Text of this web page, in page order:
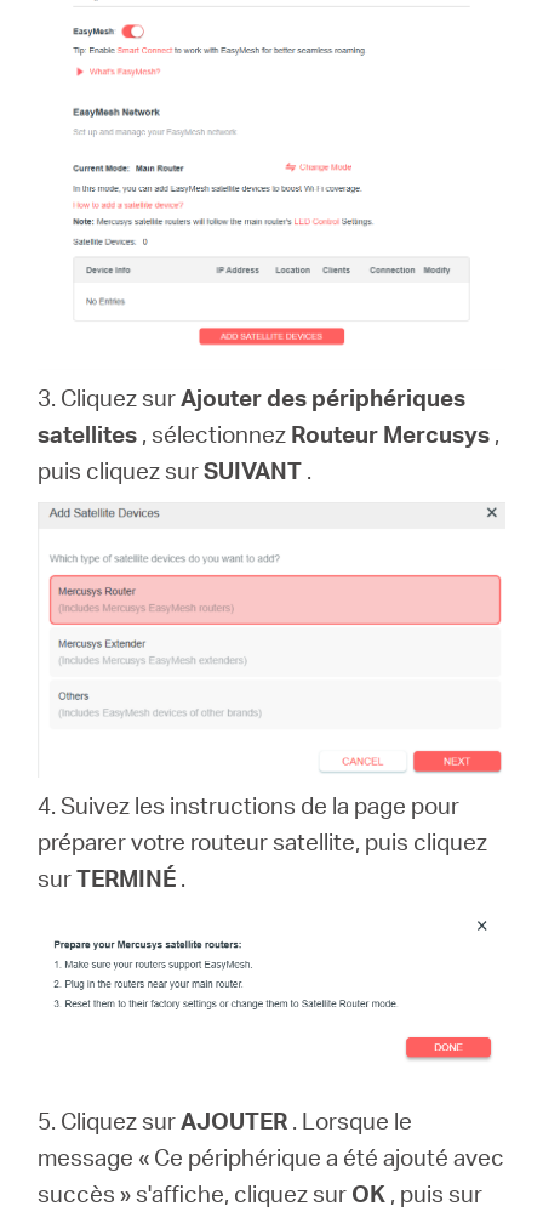
3. Cliquez surAjouter des périphériques
satellites , sélectionnez Routeur Mercusys ,
puis cliquez surSUIVANT .
4. Suivez les instructions de la page pour
préparer votre routeur satellite, puis cliquez
surTERMINÉ .
5. Cliquez surAJOUTER . Lorsque le
message « Ce périphérique a été ajouté avec
succès » s'affiche, cliquez sur OK , puis sur